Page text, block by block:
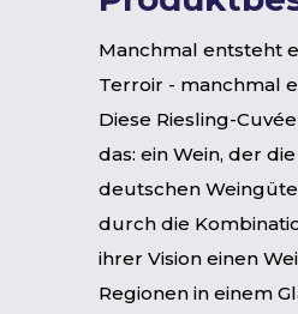
Manchmal entsteht
Terroir - manchmal
Diese Riesling-
das: ein Wein, der
deutschen
durch die
ihrer Vision einen
Regionen in einem